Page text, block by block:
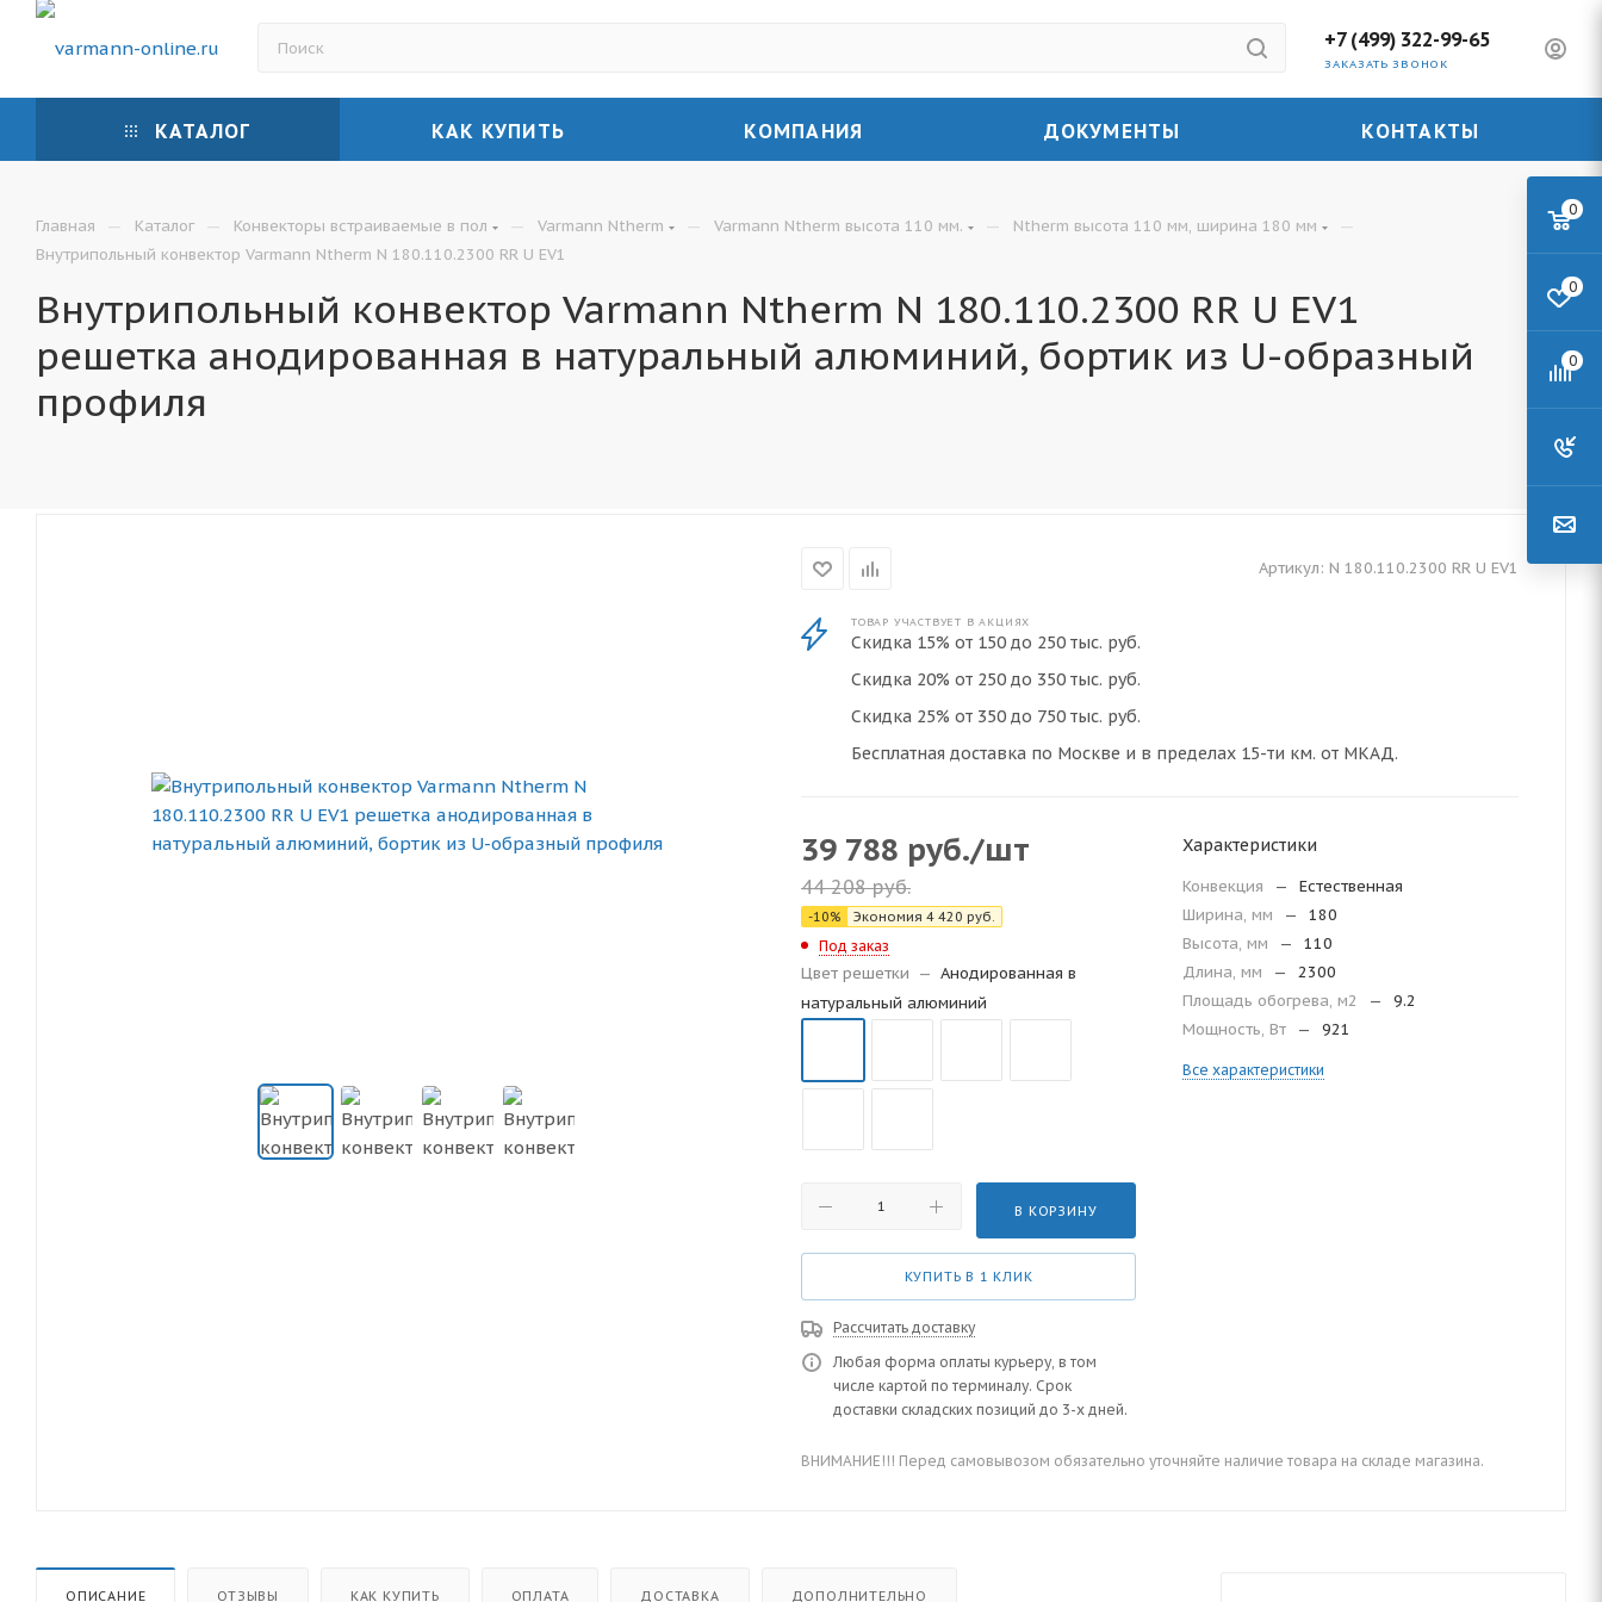
+7 (499) 322-99-65
ЗАКАЗАТЬ ЗВОНОК
КАТАЛОГ КАК КУПИТЬ КОМПАНИЯ ДОКУМЕНТЫ КОНТАКТЫ
Главная — Каталог — Конвекторы встраиваемые в пол — Varmann Ntherm — Varmann Ntherm высота 110 мм. — Ntherm высота 110 мм, ширина 180 мм —
Внутрипольный конвектор Varmann Ntherm N 180.110.2300 RR U EV1
Внутрипольный конвектор Varmann Ntherm N 180.110.2300 RR U EV1
решетка анодированная в натуральный алюминий, бортик из U-образный
профиля
Артикул: N 180.110.2300 RR U EV1
ТОВАР УЧАСТВУЕТ В АКЦИЯХ
Скидка 15% от 150 до 250 тыс. руб.
Скидка 20% от 250 до 350 тыс. руб.
Скидка 25% от 350 до 750 тыс. руб.
Бесплатная доставка по Москве и в пределах 15-ти км. от МКАД.
39 788 руб./шт
44 208руб.
-10% Экономия 4 420 руб.
Под заказ
Цвет решетки — Анодированная в
натуральный алюминий
В КОРЗИНУ
КУПИТЬ В 1 КЛИК
Рассчитать доставку
Любая форма оплаты курьеру, в том
числе картой по терминалу. Срок
доставки складских позиций до 3-х дней.
Характеристики
Конвекция —
Естественная
Ширина, мм
—
180
Высота, мм
—
110
Длина, мм
—
2300
Площадь обогрева, м2
—
9.2
Мощность, Вт
— 921
Все характеристики
ВНИМАНИЕ!!! Перед самовывозом обязательно уточняйте наличие товара на складе магазина.
ОПИСАНИЕ ОТЗЫВЫ КАК КУПИТЬ ОПЛАТА ДОСТАВКА ДОПОЛНИТЕЛЬНО
0
0
0